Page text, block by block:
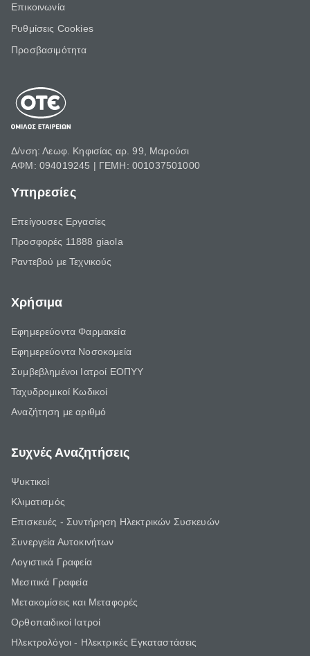
Επικοινωνία
Ρυθμίσεις Cookies
Προσβασιμότητα
Δ/νση: Λεωφ. Κηφισίας αρ. 99, Μαρούσι
ΑΦΜ: 094019245 | ΓΕΜΗ: 001037501000
Υπηρεσίες
Επείγουσες Εργασίες
Προσφορές 11888 giaola
Ραντεβού με Τεχνικούς
Χρήσιμα
Εφημερεύοντα Φαρμακεία
Εφημερεύοντα Νοσοκομεία
Συμβεβλημένοι Ιατροί ΕΟΠΥΥ
Ταχυδρομικοί Κωδικοί
Αναζήτηση με αριθμό
Συχνές Αναζητήσεις
Ψυκτικοί
Κλιματισμός
Επισκευές - Συντήρηση Ηλεκτρικών Συσκευών
Συνεργεία Αυτοκινήτων
Λογιστικά Γραφεία
Μεσιτικά Γραφεία
Μετακομίσεις και Μεταφορές
Ορθοπαιδικοί Ιατροί
Ηλεκτρολόγοι - Ηλεκτρικές Εγκαταστάσεις